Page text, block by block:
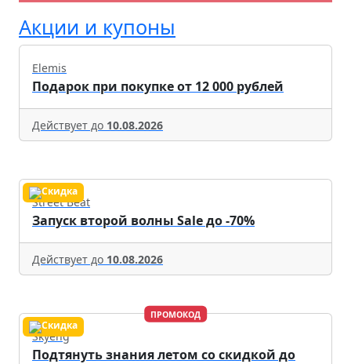
Акции и купоны
Elemis
Подарок при покупке от 12 000 рублей
Действует до 10.08.2026
Street Beat
Запуск второй волны Sale до -70%
Действует до 10.08.2026
ПРОМОКОД
Skyeng
Подтянуть знания летом со скидкой до